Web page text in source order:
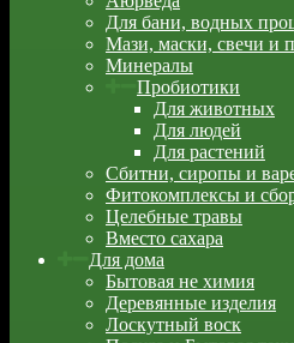
Для бани, водных
Мази, маски, свечи и
Минералы
Пробиотики
Для животных
Для людей
Для растений
Сбитни, сиропы и
Фитокомплексы и
Целебные травы
Вместо сахара
Для дома
Бытовая не химия
Деревянные изделия
Лоскутный воск